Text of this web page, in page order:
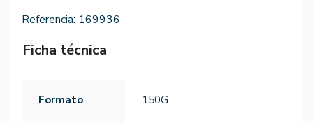
Referencia: 169936
Ficha técnica
Formato 150G